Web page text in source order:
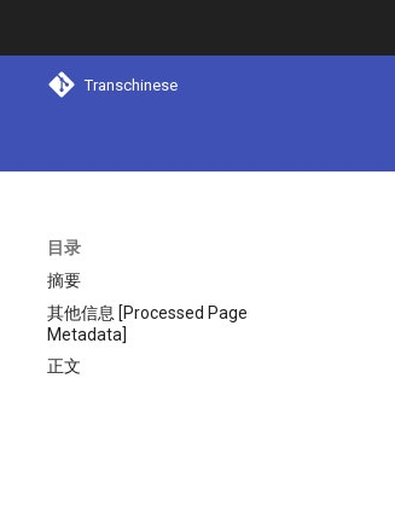
Transchinese
目录
摘要
其他信息 [Processed Page
Metadata]
正文